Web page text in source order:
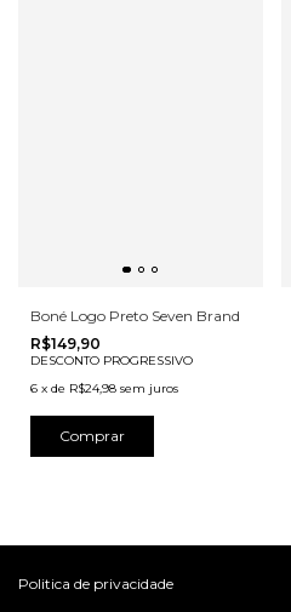
Boné Logo Preto Seven Brand
R$149,90
DESCONTO PROGRESSIVO
6 x de R$24,98 sem juros
Comprar
Politica de privacidade